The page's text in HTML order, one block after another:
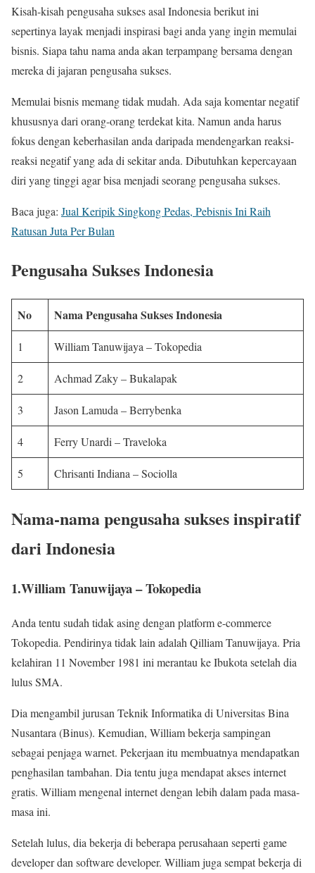
Kisah-kisah pengusaha sukses asal Indonesia berikut ini
sepertinya layak menjadi inspirasi bagi anda yang ingin memulai
bisnis. Siapa tahu nama anda akan terpampang bersama dengan
mereka di jajaran pengusaha sukses.
Memulai bisnis memang tidak mudah. Ada saja komentar negatif
khususnya dari orang-orang terdekat kita. Namun anda harus
fokus dengan keberhasilan anda daripada mendengarkan reaksi-
reaksi negatif yang ada di sekitar anda. Dibutuhkan kepercayaan
diri yang tinggi agar bisa menjadi seorang pengusaha sukses.
Baca juga: Jual Keripik Singkong Pedas, Pebisnis Ini Raih
Ratusan Juta Per Bulan
Pengusaha Sukses Indonesia
No Nama Pengusaha Sukses Indonesia
1 William Tanuwijaya – Tokopedia
2 Achmad Zaky – Bukalapak
3 Jason Lamuda – Berrybenka
4 Ferry Unardi – Traveloka
5 Chrisanti Indiana – Sociolla
Nama-nama pengusaha sukses inspiratif
dari Indonesia
1.William Tanuwijaya – Tokopedia
Anda tentu sudah tidak asing dengan platform e-commerce
Tokopedia. Pendirinya tidak lain adalah Qilliam Tanuwijaya. Pria
kelahiran 11 November 1981 ini merantau ke Ibukota setelah dia
lulus SMA.
Dia mengambil jurusan Teknik Informatika di Universitas Bina
Nusantara (Binus). Kemudian, William bekerja sampingan
sebagai penjaga warnet. Pekerjaan itu membuatnya mendapatkan
penghasilan tambahan. Dia tentu juga mendapat akses internet
gratis. William mengenal internet dengan lebih dalam pada masa-
masa ini.
Setelah lulus, dia bekerja di beberapa perusahaan seperti game
developer dan software developer. William juga sempat bekerja di